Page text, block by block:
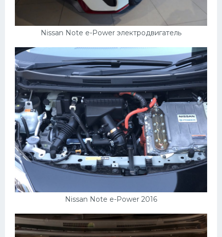
Nissan Note e-Power электродвигатель
Nissan Note e-Power 2016